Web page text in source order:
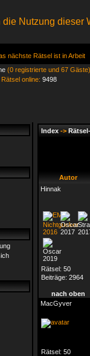
Nutzung
nächste Rätsel ist in Arbeit
(0 registrierte und 67 Gäste)
Rätsel online: 9498
Index ->
Autor
Hinnak
Rätsel: 50
Beiträge: 2964
nach oben
MacGyver
Rätsel: 50